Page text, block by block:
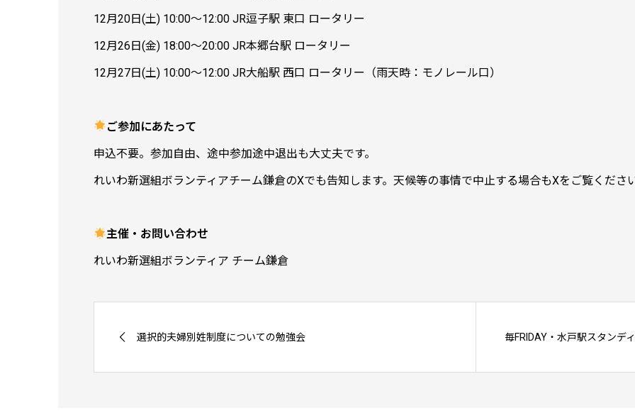
12月20日(土) 10:00〜12:00 JR逗子駅 東口 ロータリー
12月26日(金) 18:00〜20:00 JR本郷台駅 ロータリー
12月27日(土) 10:00〜12:00 JR大船駅 西口 ロータリー（雨天時：モノレール口）
ご参加にあたって
申込不要。参加自由、途中参加途中退出も大丈夫です。
れいわ新選組ボランティアチーム鎌倉のXでも告知します。天候等の事情で中止する場合もXをご覧くださ
主催・お問い合わせ
れいわ新選組ボランティア チーム鎌倉
選択的夫婦別姓制度についての勉強会 毎FRIDAY・水戸駅スタンデ